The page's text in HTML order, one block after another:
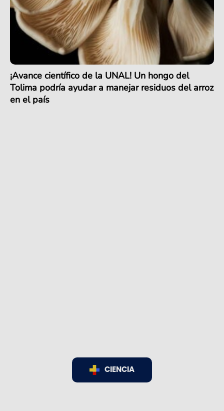
¡Avance científico de la UNAL! Un hongo del
Tolima podría ayudar a manejar residuos del arroz
en el país
CIENCIA